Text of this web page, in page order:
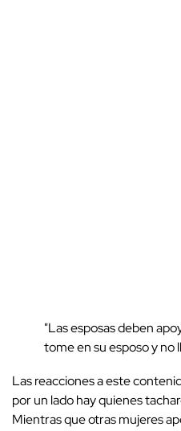
"Las esposas deben
tome en su esposo y no
Las reacciones a este
por un lado hay quienes
Mientras que otras mujeres